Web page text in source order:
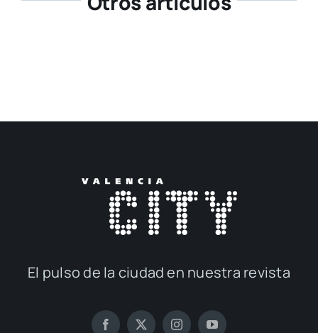
El pul­so de la ciu­dad en nues­tra revis­ta